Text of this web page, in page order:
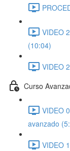
VIDEO
(10:04)
VIDEO
Curso
VIDEO
avanzado
VIDEO